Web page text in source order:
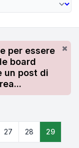
per essere
board
un post di
27 28 29